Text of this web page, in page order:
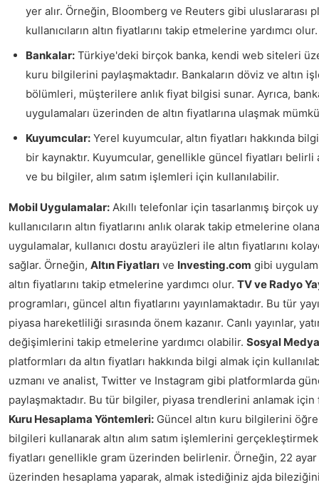
yer alır. Örneğin, Bloomberg ve Reuters gibi uluslararası
kullanıcıların altın fiyatlarını takip etmelerine yardımcı olur.
Bankalar: Türkiye'deki birçok banka, kendi web siteleri
kuru bilgilerini paylaşmaktadır. Bankaların döviz ve altın
bölümleri, müşterilere anlık fiyat bilgisi sunar. Ayrıca,
uygulamaları üzerinden de altın fiyatlarına ulaşmak
Kuyumcular: Yerel kuyumcular, altın fiyatları hakkında
bir kaynaktır. Kuyumcular, genellikle güncel fiyatları belirli
ve bu bilgiler, alım satım işlemleri için kullanılabilir.
Mobil Uygulamalar: Akıllı telefonlar için tasarlanmış birçok
kullanıcıların altın fiyatlarını anlık olarak takip etmelerine
uygulamalar, kullanıcı dostu arayüzleri ile altın fiyatlarını
sağlar. Örneğin, Altın Fiyatları ve Investing.com gibi
altın fiyatlarını takip etmelerine yardımcı olur. TV ve Radyo
programları, güncel altın fiyatlarını yayınlamaktadır. Bu tür
piyasa hareketliliği sırasında önem kazanır. Canlı yayınlar,
değişimlerini takip etmelerine yardımcı olabilir. Sosyal
platformları da altın fiyatları hakkında bilgi almak için
uzmanı ve analist, Twitter ve Instagram gibi platformlarda
paylaşmaktadır. Bu tür bilgiler, piyasa trendlerini anlamak için
Kuru Hesaplama Yöntemleri: Güncel altın kuru bilgilerini
bilgileri kullanarak altın alım satım işlemlerini
fiyatları genellikle gram üzerinden belirlenir. Örneğin, 22 ayar
üzerinden hesaplama yaparak, almak istediğiniz ajda